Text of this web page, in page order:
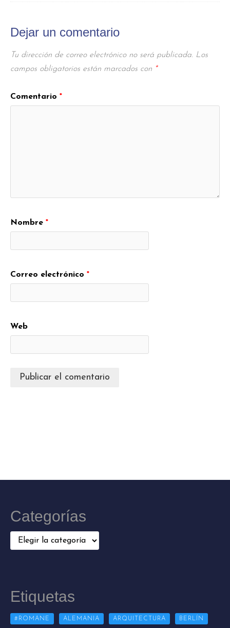
Dejar un comentario
Tu dirección de correo electrónico no será publicada. Los
campos obligatorios están marcados con *
Comentario *
Nombre *
Correo electrónico *
Web
Categorías
Categorías
Etiquetas
#ROMANE ALEMANIA ARQUITECTURA BERLÍN